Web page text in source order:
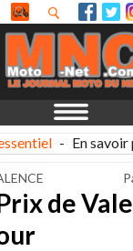
- En savoir
de